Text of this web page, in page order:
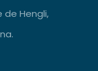
de Hengli,